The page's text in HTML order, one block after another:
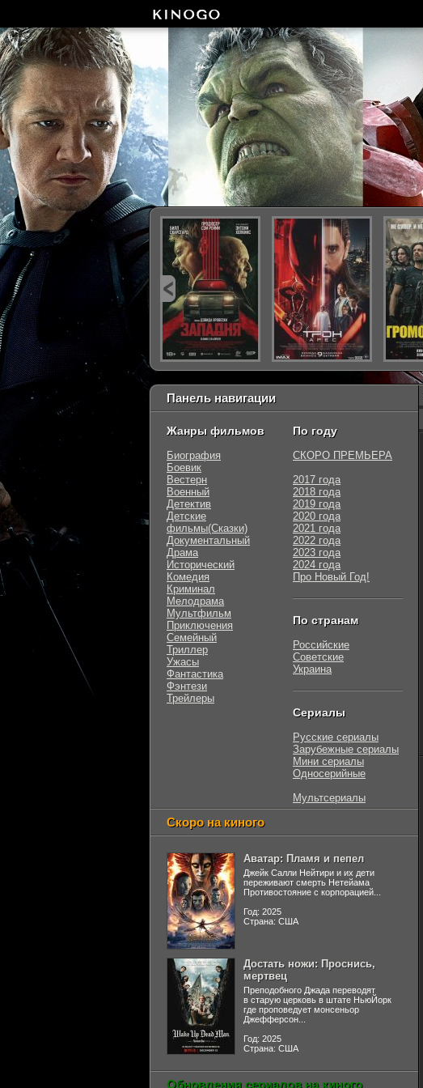
Панель навигации
Жанры фильмов
Биография
Боевик
Вестерн
Военный
Детектив
Детские
фильмы(Сказки)
Документальный
Драма
Исторический
Комедия
Криминал
Мелодрама
Мультфильм
Приключения
Семейный
Триллер
Ужасы
Фантастика
Фэнтези
Трейлеры
По году
СКОРО ПРЕМЬЕРА
2017 года
2018 года
2019 года
2020 года
2021 года
2022 года
2023 года
2024 года
Про Новый Год!
По странам
Российские
Советские
Украина
Сериалы
Русские сериалы
Зарубежные сериалы
Мини сериалы
Односерийные
Мультсериалы
Скоро на киного
Аватар: Пламя и пепел
Джейк Салли Нейтири и их дети
переживают смерть Нетейама
Противостояние с корпорацией...
Год: 2025
Страна: США
Достать ножи: Проснись,
мертвец
Преподобного Джада переводят
в старую церковь в штате НьюЙорк
где проповедует монсеньор
Джефферсон...
Год: 2025
Страна: США
Обновления сериалов на киного